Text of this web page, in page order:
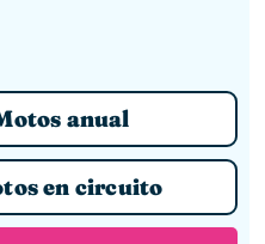
anual
en circuito